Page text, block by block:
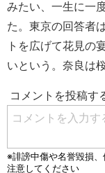
みたい、一生に一
た。東京の回答者
トを広げて花見の
いという。奈良は